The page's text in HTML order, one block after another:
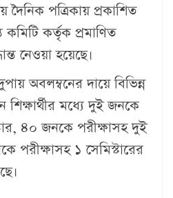
দৈনিক পত্রিকায় প্রকাশিত
কর্তৃক প্রমাণিত
নেওয়া হয়েছে।
অবলম্বনের দায়ে বিভিন্ন
মধ্যে দুই জনকে
৪০ জনকে পরীক্ষাসহ দুই
পরীক্ষাসহ ১ সেমিস্টারের